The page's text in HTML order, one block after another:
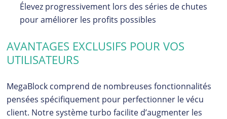
Élevez progressivement lors des séries de chutes
pour améliorer les profits possibles
AVANTAGES EXCLUSIFS POUR VOS
UTILISATEURS
MegaBlock comprend de nombreuses fonctionnalités
pensées spécifiquement pour perfectionner le vécu
client. Notre système turbo facilite d’augmenter les